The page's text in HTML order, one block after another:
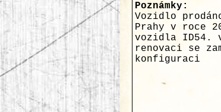
Poznámky:
Vozidlo
Prahy v roce
vozidla ID54.
renovaci se
konfiguraci